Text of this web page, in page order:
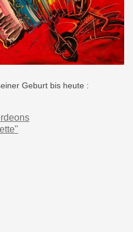
Geburt bis heute :